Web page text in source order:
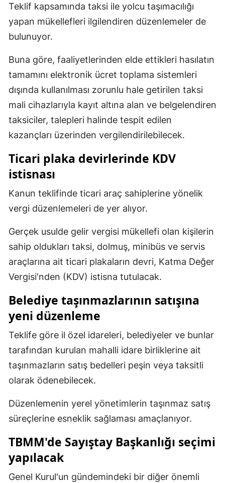
Samsun
Sinop
Sivas
Tekirdağ
Tokat
Trabzon
Tunceli
Yozgat
Zonguldak
Bayburt
Kırıkkale
Batman
Bartın
Iğdır
Teklif kapsamında taksi ile yolcu taşımacılığı
yapan mükellefleri ilgilendiren düzenlemeler de
bulunuyor.
Buna göre, faaliyetlerinden elde ettikleri hasılatın
tamamını elektronik ücret toplama sistemleri
dışında kullanılması zorunlu hale getirilen taksi
mali cihazlarıyla kayıt altına alan ve belgelendiren
taksiciler, talepleri halinde tespit edilen
kazançları üzerinden vergilendirilebilecek.
Ticari plaka devirlerinde KDV
istisnası
Kanun teklifinde ticari araç sahiplerine yönelik
vergi düzenlemeleri de yer alıyor.
Gerçek usulde gelir vergisi mükellefi olan kişilerin
sahip oldukları taksi, dolmuş, minibüs ve servis
araçlarına ait ticari plakaların devri, Katma Değer
Vergisi'nden (KDV) istisna tutulacak.
Belediye taşınmazlarının satışına
yeni düzenleme
Teklife göre il özel idareleri, belediyeler ve bunlar
tarafından kurulan mahalli idare birliklerine ait
taşınmazların satış bedelleri peşin veya taksitli
olarak ödenebilecek.
Düzenlemenin yerel yönetimlerin taşınmaz satış
süreçlerine esneklik sağlaması amaçlanıyor.
TBMM'de Sayıştay Başkanlığı seçimi
yapılacak
Genel Kurul'un gündemindeki bir diğer önemli